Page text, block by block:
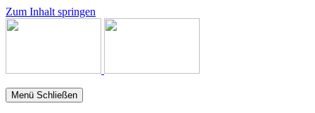
Zum Inhalt springen
Menü Schließen